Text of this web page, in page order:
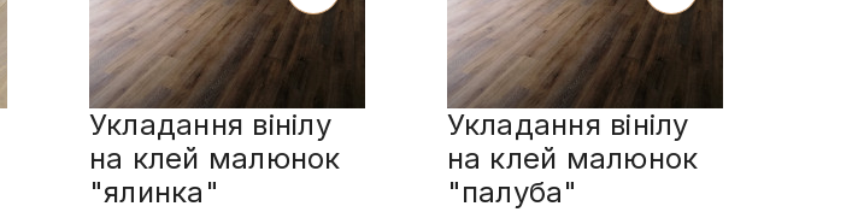
Укладання вінілу
на клей малюнок
"ялинка"
Укладання вінілу
на клей малюнок
"палуба"